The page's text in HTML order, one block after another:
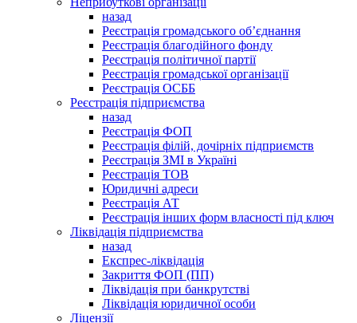
назад
Реєстрація громадського об’єднання
Реєстрація благодійного фонду
Реєстрація політичної партії
Реєстрація громадської організації
Реєстрація ОСББ
Реєстрація підприємства
назад
Реєстрація ФОП
Реєстрація філій, дочірніх підприємств
Реєстрація ЗМІ в Україні
Реєстрація ТОВ
Юридичні адреси
Реєстрація АТ
Реєстрація інших форм власності під ключ
Ліквідація підприємства
назад
Експрес-ліквідація
Закриття ФОП (ПП)
Ліквідація при банкрутстві
Ліквідація юридичної особи
Ліцензії